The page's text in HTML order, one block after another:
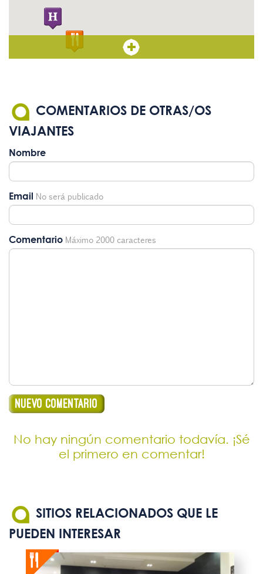
COMENTARIOS DE OTRAS/OS
VIAJANTES
Nombre
Email No será publicado
Comentario Máximo 2000 caracteres
No hay ningún comentario todavía. ¡Sé
el primero en comentar!
SITIOS RELACIONADOS QUE LE
PUEDEN INTERESAR